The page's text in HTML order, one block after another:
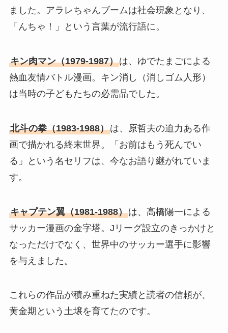
ました。アラレちゃんブームは社会現象となり、
「んちゃ！」という言葉が流行語に。
キン肉マン（1979-1987）は、ゆでたまごによる
熱血友情バトル漫画。キン消し（消しゴム人形）
は当時の子どもたちの必需品でした。
北斗の拳（1983-1988）は、原哲夫の迫力ある作
画で描かれる終末世界。「お前はもう死んでい
る」という名セリフは、今なお語り継がれていま
す。
キャプテン翼（1981-1988）は、高橋陽一による
サッカー漫画の金字塔。Jリーグ設立のきっかけと
なっただけでなく、世界中のサッカー選手に影響
を与えました。
これらの作品が積み重ねた実績と読者の信頼が、
黄金期という土壌を育てたのです。